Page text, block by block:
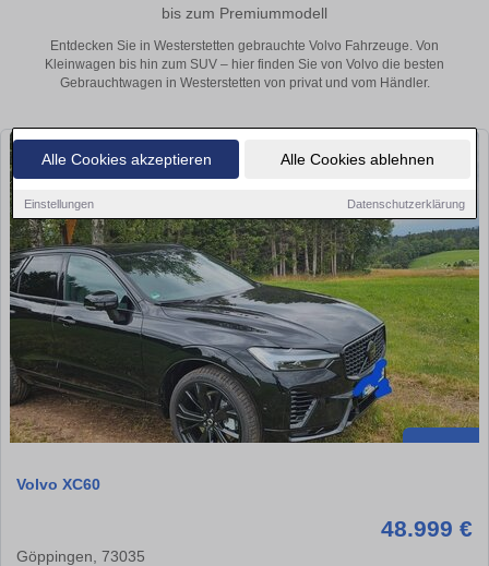
Alle Cookies akzeptieren Alle Cookies ablehnen
Einstellungen Datenschutzerklärung
bis zum Premiummodell
Entdecken Sie in Westerstetten gebrauchte Volvo Fahrzeuge. Von
Kleinwagen bis hin zum SUV – hier finden Sie von Volvo die besten
Gebrauchtwagen in Westerstetten von privat und vom Händler.
Volvo XC60
48.999 €
Göppingen, 73035